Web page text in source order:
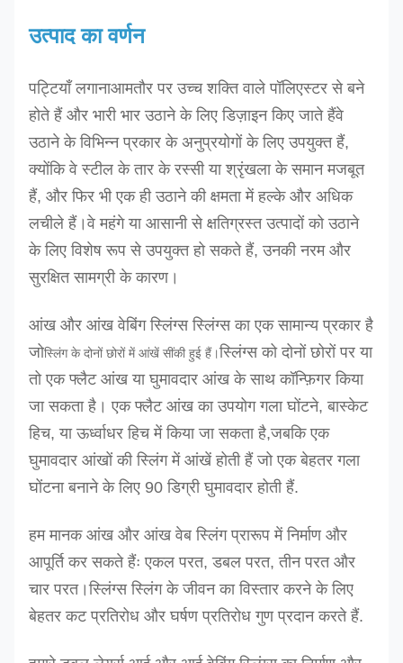
उत्पाद का वर्णन
पट्टियाँ लगानाआमतौर पर उच्च शक्ति वाले पॉलिएस्टर से बने
होते हैं और भारी भार उठाने के लिए डिज़ाइन किए जाते हैंवे
उठाने के विभिन्न प्रकार के अनुप्रयोगों के लिए उपयुक्त हैं,
क्योंकि वे स्टील के तार के रस्सी या श्रृंखला के समान मजबूत
हैं, और फिर भी एक ही उठाने की क्षमता में हल्के और अधिक
लचीले हैं।वे महंगे या आसानी से क्षतिग्रस्त उत्पादों को उठाने
के लिए विशेष रूप से उपयुक्त हो सकते हैं, उनकी नरम और
सुरक्षित सामग्री के कारण।
आंख और आंख वेबिंग स्लिंग्स स्लिंग्स का एक सामान्य प्रकार है
जोस्लिंग के दोनों छोरों में आंखें सींकी हुई हैं।स्लिंग्स को दोनों छोरों पर या
तो एक फ्लैट आंख या घुमावदार आंख के साथ कॉन्फ़िगर किया
जा सकता है। एक फ्लैट आंख का उपयोग गला घोंटने, बास्केट
हिच, या ऊर्ध्वाधर हिच में किया जा सकता है,जबकि एक
घुमावदार आंखों की स्लिंग में आंखें होती हैं जो एक बेहतर गला
घोंटना बनाने के लिए 90 डिग्री घुमावदार होती हैं.
हम मानक आंख और आंख वेब स्लिंग प्रारूप में निर्माण और
आपूर्ति कर सकते हैंः एकल परत, डबल परत, तीन परत और
चार परत।स्लिंग्स स्लिंग के जीवन का विस्तार करने के लिए
बेहतर कट प्रतिरोध और घर्षण प्रतिरोध गुण प्रदान करते हैं.